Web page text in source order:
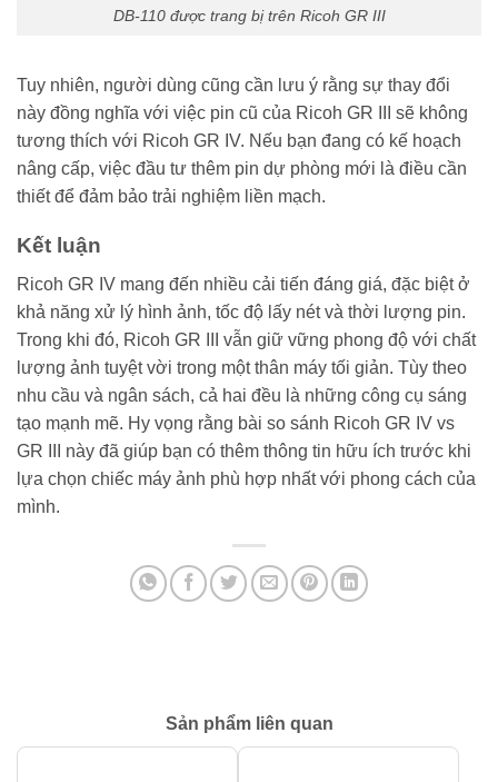
DB-110 được trang bị trên Ricoh GR III
Tuy nhiên, người dùng cũng cần lưu ý rằng sự thay đổi
này đồng nghĩa với việc pin cũ của Ricoh GR III sẽ không
tương thích với Ricoh GR IV. Nếu bạn đang có kế hoạch
nâng cấp, việc đầu tư thêm pin dự phòng mới là điều cần
thiết để đảm bảo trải nghiệm liền mạch.
Kết luận
Ricoh GR IV mang đến nhiều cải tiến đáng giá, đặc biệt ở
khả năng xử lý hình ảnh, tốc độ lấy nét và thời lượng pin.
Trong khi đó, Ricoh GR III vẫn giữ vững phong độ với chất
lượng ảnh tuyệt vời trong một thân máy tối giản. Tùy theo
nhu cầu và ngân sách, cả hai đều là những công cụ sáng
tạo mạnh mẽ. Hy vọng rằng bài so sánh Ricoh GR IV vs
GR III này đã giúp bạn có thêm thông tin hữu ích trước khi
lựa chọn chiếc máy ảnh phù hợp nhất với phong cách của
mình.
Sản phẩm liên quan